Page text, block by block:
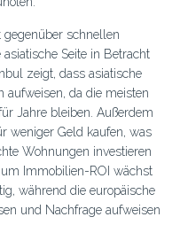
gegenüber schnellen
Seite in Betracht
zeigt, dass asiatische
aufweisen, da die meisten
Jahre bleiben. Außerdem
weniger Geld kaufen, was
Wohnungen investieren
Immobilien-ROI wächst
während die europäische
und Nachfrage aufweisen